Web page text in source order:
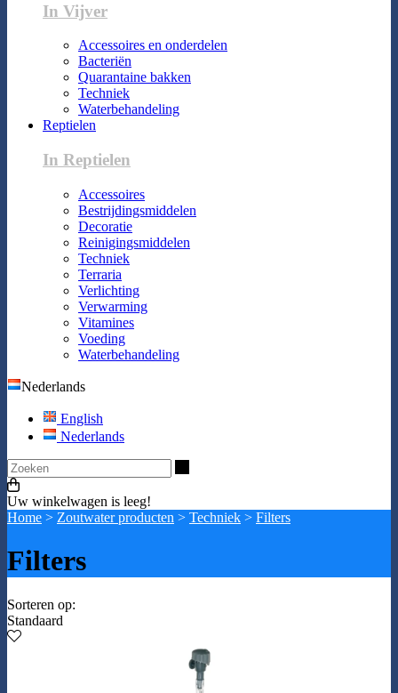
In Vijver
Accessoires en onderdelen
Bacteriën
Quarantaine bakken
Techniek
Waterbehandeling
Reptielen
In Reptielen
Accessoires
Bestrijdingsmiddelen
Decoratie
Reinigingsmiddelen
Techniek
Terraria
Verlichting
Verwarming
Vitamines
Voeding
Waterbehandeling
Nederlands
English
Nederlands
Uw winkelwagen is leeg!
Home > Zoutwater producten > Techniek > Filters
Filters
Sorteren op:
Standaard